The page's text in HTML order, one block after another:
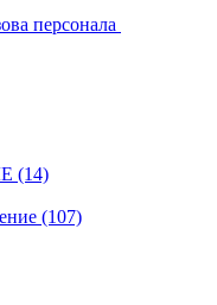
персонала
(14)
(107)